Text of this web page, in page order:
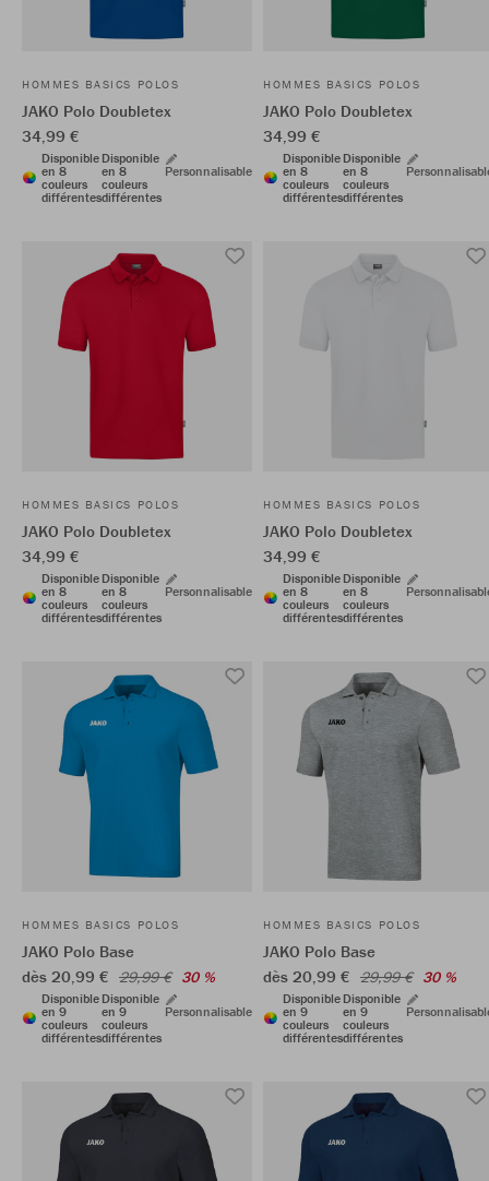
HOMMES BASICS POLOS
JAKO Polo Doubletex
34,99 €
Disponible
en 8
couleurs
différentes
Disponible
en 8
couleurs
différentes
Personnalisable
HOMMES BASICS POLOS
JAKO Polo Doubletex
34,99 €
Disponible
en 8
couleurs
différentes
Disponible
en 8
couleurs
différentes
HOMMES BASICS POLOS
JAKO Polo Doubletex
34,99 €
Disponible
en 8
couleurs
différentes
Disponible
en 8
couleurs
différentes
Personnalisable
HOMMES BASICS POLOS
JAKO Polo Doubletex
34,99 €
Disponible
en 8
couleurs
différentes
Disponible
en 8
couleurs
différentes
HOMMES BASICS POLOS
JAKO Polo Base
dès 20,99 € 29,99 € 30 %
Disponible
en 9
couleurs
différentes
Disponible
en 9
couleurs
différentes
Personnalisable
HOMMES BASICS POLOS
JAKO Polo Base
dès 20,99 € 29,99 € 30 %
Disponible
en 9
couleurs
différentes
Disponible
en 9
couleurs
différentes